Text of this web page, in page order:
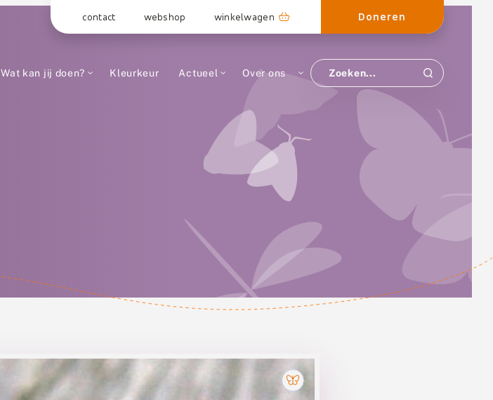
contact webshop winkelwagen Doneren
Wat kan jij doen? Kleurkeur Actueel Over ons